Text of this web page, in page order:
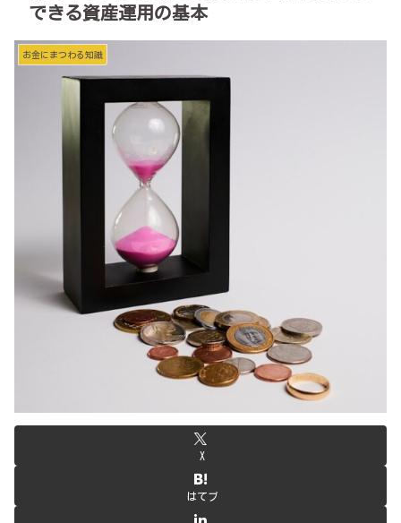
できる資産運用の基本
お金にまつわる知識
X
はてブ